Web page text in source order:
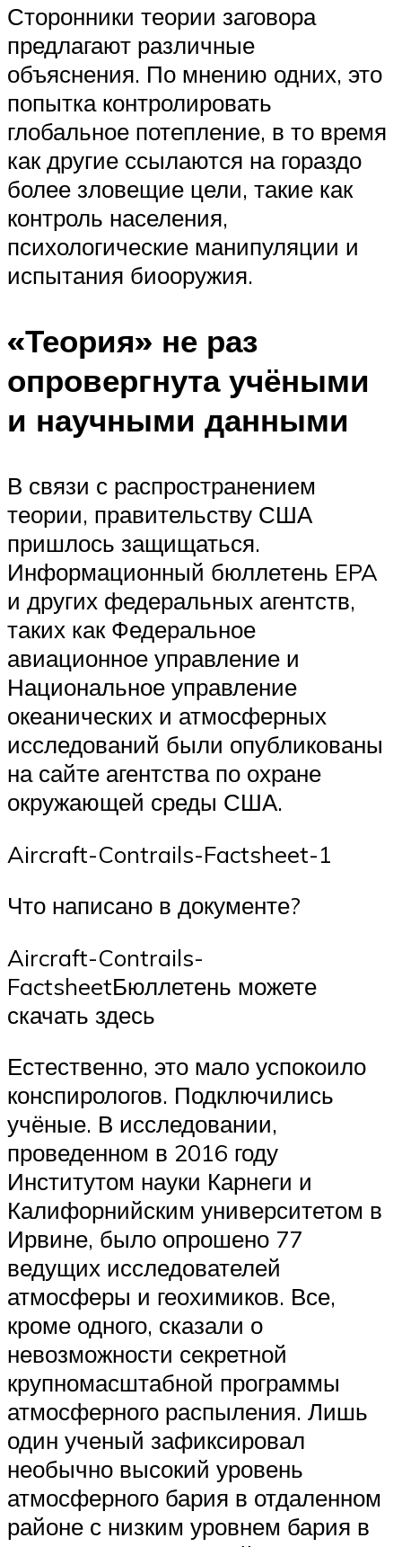
Сторонники теории заговора
предлагают различные
объяснения. По мнению одних, это
попытка контролировать
глобальное потепление, в то время
как другие ссылаются на гораздо
более зловещие цели, такие как
контроль населения,
психологические манипуляции и
испытания биооружия.
«Теория» не раз
опровергнута учёными
и научными данными
В связи с распространением
теории, правительству США
пришлось защищаться.
Информационный бюллетень EPA
и других федеральных агентств,
таких как Федеральное
авиационное управление и
Национальное управление
океанических и атмосферных
исследований были опубликованы
на сайте агентства по охране
окружающей среды США.
Aircraft-Contrails-Factsheet-1
Что написано в документе?
Aircraft-Contrails-
FactsheetБюллетень можете
скачать здесь
Естественно, это мало успокоило
конспирологов. Подключились
учёные. В исследовании,
проведенном в 2016 году
Институтом науки Карнеги и
Калифорнийским университетом в
Ирвине, было опрошено 77
ведущих исследователей
атмосферы и геохимиков. Все,
кроме одного, сказали о
невозможности секретной
крупномасштабной программы
атмосферного распыления. Лишь
один ученый зафиксировал
необычно высокий уровень
атмосферного бария в отдаленном
районе с низким уровнем бария в